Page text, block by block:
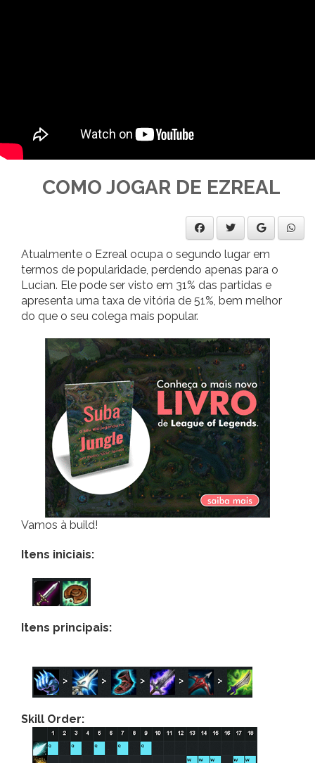
COMO JOGAR DE EZREAL
Atualmente o Ezreal ocupa o segundo lugar em
termos de popularidade, perdendo apenas para o
Lucian. Ele pode ser visto em 31% das partidas e
apresenta uma taxa de vitória de 51%, bem melhor
do que o seu colega mais popular.
Vamos à build!
Itens iniciais:
Itens principais:
Skill Order: